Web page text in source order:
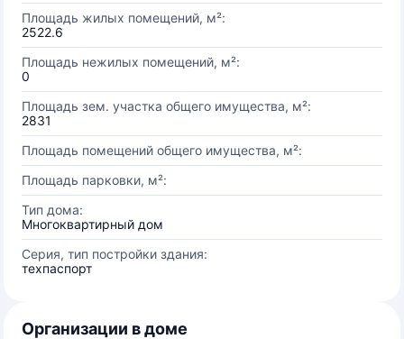
Площадь жилых помещений, м²:
2522.6
Площадь нежилых помещений, м²:
0
Площадь зем. участка общего имущества, м²:
2831
Площадь помещений общего имущества, м²:
Площадь парковки, м²:
Тип дома:
Многоквартирный дом
Серия, тип постройки здания:
техпаспорт
Организации в доме